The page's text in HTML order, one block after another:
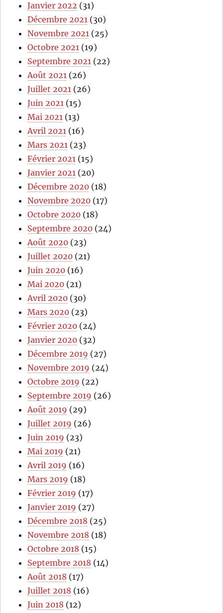
Janvier 2022 (31)
Décembre 2021 (30)
Novembre 2021 (25)
Octobre 2021 (19)
Septembre 2021 (22)
Août 2021 (26)
Juillet 2021 (26)
Juin 2021 (15)
Mai 2021 (13)
Avril 2021 (16)
Mars 2021 (23)
Février 2021 (15)
Janvier 2021 (20)
Décembre 2020 (18)
Novembre 2020 (17)
Octobre 2020 (18)
Septembre 2020 (24)
Août 2020 (23)
Juillet 2020 (21)
Juin 2020 (16)
Mai 2020 (21)
Avril 2020 (30)
Mars 2020 (23)
Février 2020 (24)
Janvier 2020 (32)
Décembre 2019 (27)
Novembre 2019 (24)
Octobre 2019 (22)
Septembre 2019 (26)
Août 2019 (29)
Juillet 2019 (26)
Juin 2019 (23)
Mai 2019 (21)
Avril 2019 (16)
Mars 2019 (18)
Février 2019 (17)
Janvier 2019 (27)
Décembre 2018 (25)
Novembre 2018 (18)
Octobre 2018 (15)
Septembre 2018 (14)
Août 2018 (17)
Juillet 2018 (16)
Juin 2018 (12)